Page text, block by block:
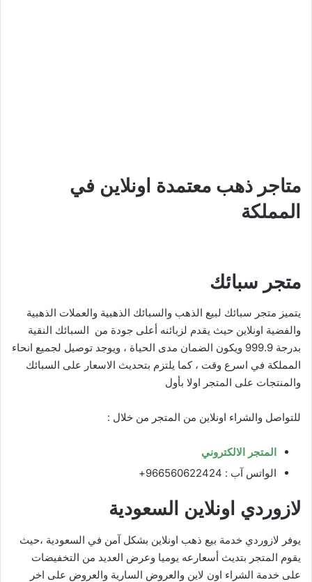
متاجر ذهب معتمدة اونلاين في
المملكة
متجر سبائك
يتميز متجر سبائك لبيع الذهب والسبائك الذهبية والعملات الذهبية
والفضية اونلاين حيث يقدم لزبائنه أعلى جودة من السبائك النقية
بدرجة 999.9 ويكون الضمان مدى الحياة ، ويوجد توصيل لجميع انحاء
المملكة في اسرع وقت ، كما يلتزم بتحديث الاسعار على السبائك
والمنتجات على المتجر اولا بأول
للتواصل والشراء اونلاين من المتجر من خلال :
المتجر الالكتروني
الواتس آب : 966560622424+
لازوردي اونلاين السعودية
يوفر لازوردي خدمة بيع ذهب اونلاين بشكل آمن في السعودية ،حيث
يقوم المتجر بتديث أسعارعه يوميا وعرض العديد من التخفيضات
على خدمة الشراء اون لاين والعروض السارية والعروض على اخر